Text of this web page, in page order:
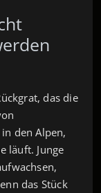
das die
den Alpen,
läuft. Junge
das Stück